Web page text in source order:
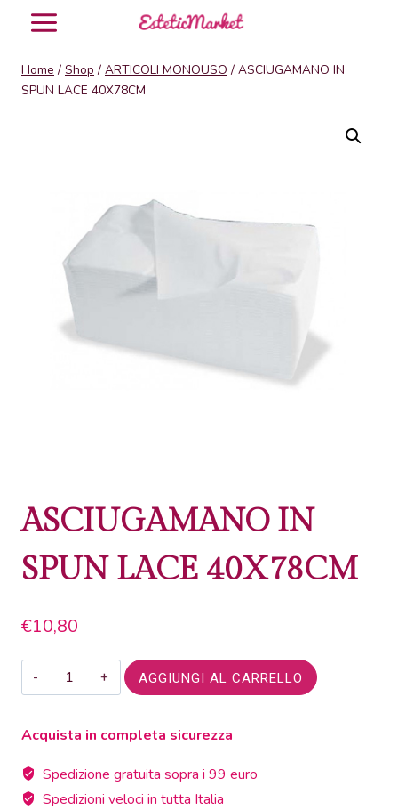
Home / Shop / ARTICOLI MONOUSO / ASCIUGAMANO IN
SPUN LACE 40X78CM
ASCIUGAMANO IN
SPUN LACE 40X78CM
€10,80
ASCIUGAMANO
IN
LACE
40X78CM
quantità
AGGIUNGI AL CARRELLO
Acquista in completa sicurezza
Spedizione gratuita sopra i 99 euro
Spedizioni veloci in tutta Italia